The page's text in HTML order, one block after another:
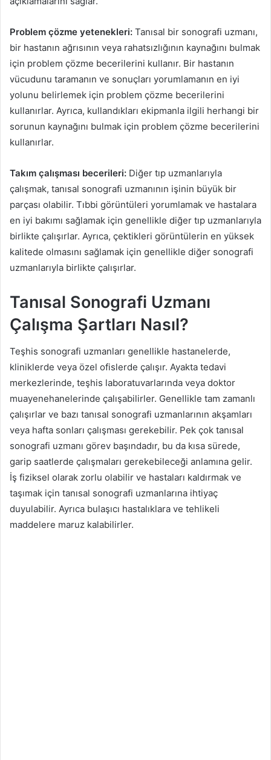
Problem çözme yetenekleri: Tanısal bir sonografi uzmanı,
bir hastanın ağrısının veya rahatsızlığının kaynağını bulmak
için problem çözme becerilerini kullanır. Bir hastanın
vücudunu taramanın ve sonuçları yorumlamanın en iyi
yolunu belirlemek için problem çözme becerilerini
kullanırlar. Ayrıca, kullandıkları ekipmanla ilgili herhangi bir
sorunun kaynağını bulmak için problem çözme becerilerini
kullanırlar.
Takım çalışması becerileri: Diğer tıp uzmanlarıyla
çalışmak, tanısal sonografi uzmanının işinin büyük bir
parçası olabilir. Tıbbi görüntüleri yorumlamak ve hastalara
en iyi bakımı sağlamak için genellikle diğer tıp uzmanlarıyla
birlikte çalışırlar. Ayrıca, çektikleri görüntülerin en yüksek
kalitede olmasını sağlamak için genellikle diğer sonografi
uzmanlarıyla birlikte çalışırlar.
Tanısal Sonografi Uzmanı
Çalışma Şartları Nasıl?
Teşhis sonografi uzmanları genellikle hastanelerde,
kliniklerde veya özel ofislerde çalışır. Ayakta tedavi
merkezlerinde, teşhis laboratuvarlarında veya doktor
muayenehanelerinde çalışabilirler. Genellikle tam zamanlı
çalışırlar ve bazı tanısal sonografi uzmanlarının akşamları
veya hafta sonları çalışması gerekebilir. Pek çok tanısal
sonografi uzmanı görev başındadır, bu da kısa sürede,
garip saatlerde çalışmaları gerekebileceği anlamına gelir.
İş fiziksel olarak zorlu olabilir ve hastaları kaldırmak ve
taşımak için tanısal sonografi uzmanlarına ihtiyaç
duyulabilir. Ayrıca bulaşıcı hastalıklara ve tehlikeli
maddelere maruz kalabilirler.